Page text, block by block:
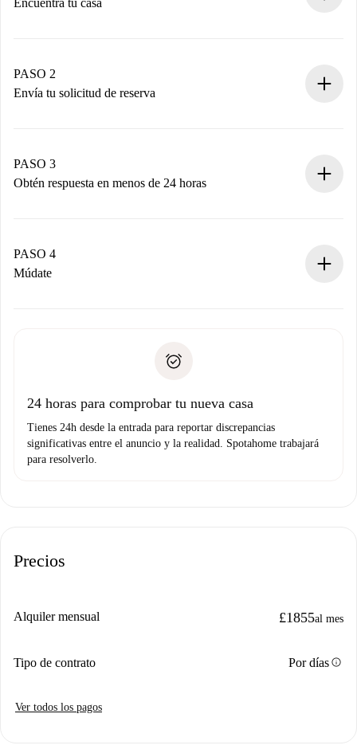
Encuentra tu casa
Tienes toda la información necesaria por adelantado.
PASO 2
Envía tu solicitud de reserva
propietario acepte.
PASO 3
Obtén respuesta en menos de 24 horas
contacto con el propietario.
Si es rechazada: No te haremos ningún cargo y te
Prueba de solvencia
PASO 4
Múdate
no nos comunicas ningún problema.
24 horas para comprobar tu nueva casa
Tienes 24h desde la entrada para reportar discrepancias
significativas entre el anuncio y la realidad. Spotahome trabajará
para resolverlo.
Precios
Alquiler mensual £1855al mes
Tipo de contrato Por díasinfo
Ver todos los pagos